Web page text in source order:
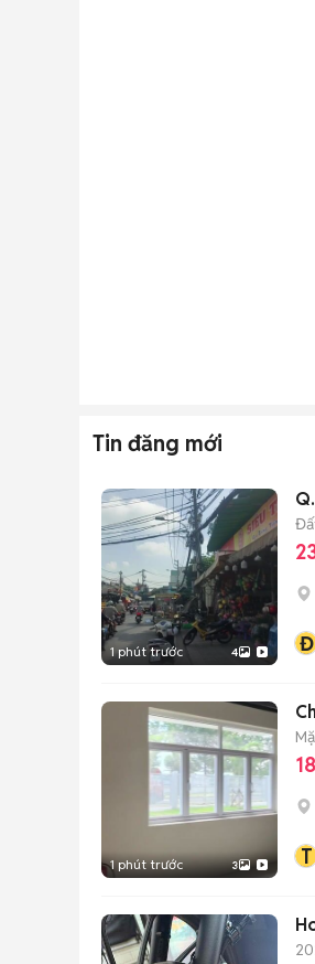
Tin đăng mới
1 phút trước 4 Đ
1 phút trước 3 T